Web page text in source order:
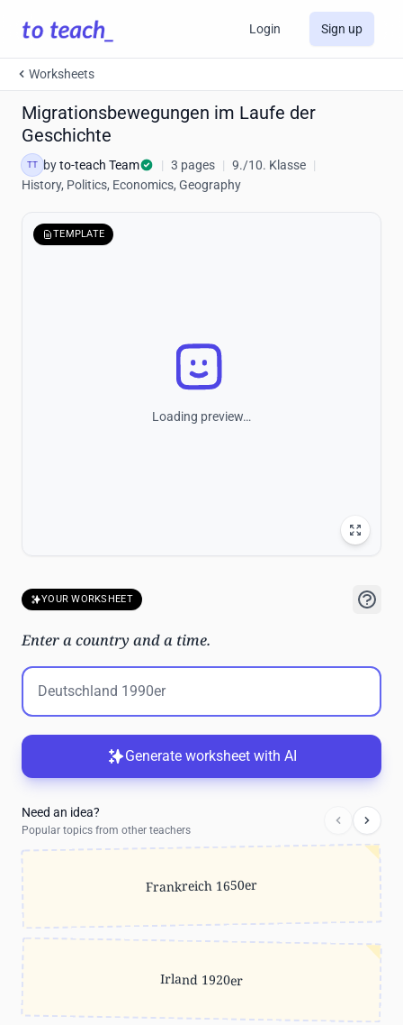
Login Sign up
Worksheets
Migrationsbewegungen im Laufe der
Geschichte
TT byto-teach Team | 3 pages | 9./10. Klasse |
History, Politics, Economics, Geography
TEMPLATE
Loading preview…
YOUR WORKSHEET
Enter a country and a time.
Generate worksheet with AI
Need an idea?
Popular topics from other teachers
Frankreich 1650er
Irland 1920er